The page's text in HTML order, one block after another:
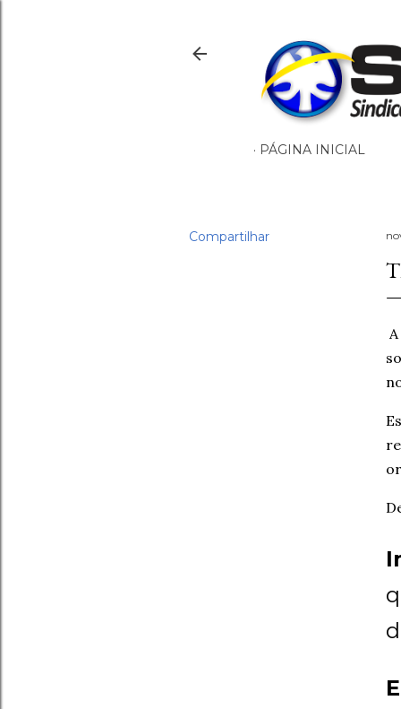
PÁGINA INICIAL
Compartilhar
A